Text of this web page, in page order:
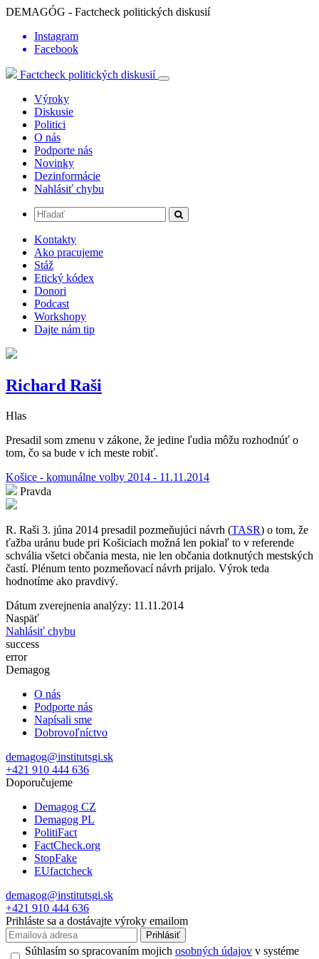
DEMAGÓG - Factcheck politických diskusií
Instagram
Facebook
Factcheck politických diskusií
Výroky
Diskusie
Politici
O nás
Podporte nás
Novinky
Dezinformácie
Nahlásiť chybu
Kontakty
Ako pracujeme
Stáž
Etický kódex
Donori
Podcast
Workshopy
Dajte nám tip
Richard Raši
Hlas
Presadil som zmenu v zákone, že jedine ľudia môžu rozhodnúť o
tom, čo sa bude v ich meste robiť.
Košice - komunálne volby 2014 - 11.11.2014
Pravda
R. Raši 3. júna 2014 presadil pozmeňujúci návrh (TASR) o tom, že
ťažba uránu bude pri Košiciach možná len pokiaľ to v referende
schvália všetci občania mesta, nie len občania dotknutých mestských
častí. Plénum tento pozmeňovací návrh prijalo. Výrok teda
hodnotíme ako pravdivý.
Dátum zverejnenia analýzy: 11.11.2014
Naspäť
Nahlásiť chybu
success
error
Demagog
O nás
Podporte nás
Napísali sme
Dobrovoľníctvo
demagog@institutsgi.sk
+421 910 444 636
Doporučujeme
Demagog CZ
Demagog PL
PolitiFact
FactCheck.org
StopFake
EUfactcheck
demagog@institutsgi.sk
+421 910 444 636
Prihláste sa a dostávajte výroky emailom
Prihlásiť
Súhlasím so spracovaním mojich osobných údajov v systéme